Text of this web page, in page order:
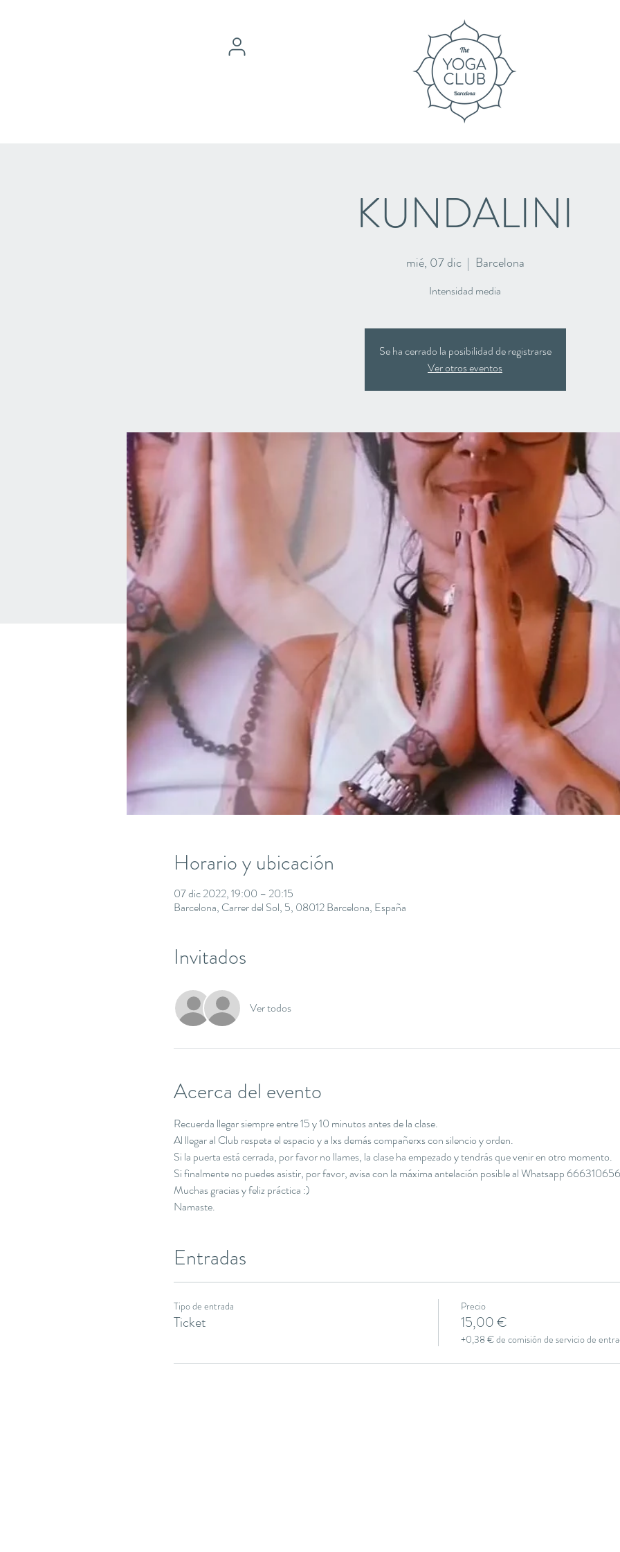
KUNDALINI
mié, 07 dic
  |
Barcelona
Intensidad media
Se ha cerrado la posibilidad de registrarse
Ver otros eventos
Horario y ubicación
07 dic 2022, 19:00 – 20:15
Barcelona, Carrer del Sol, 5, 08012 Barcelona, España
Invitados
Ver todos
Acerca del evento
Recuerda llegar siempre entre 15 y 10 minutos antes de la clase.
Al llegar al Club respeta el espacio y a lxs demás compañerxs con silencio y orden.
Si la puerta está cerrada, por favor no llames, la clase ha empezado y tendrás que venir en otro momento.
Si finalmente no puedes asistir, por favor, avisa con la máxima antelación posible al Whatsapp
Muchas gracias y feliz práctica :)
Namaste.
Entradas
Tipo de entrada
Ticket
Precio
15,00 €
+0,38 € de comisión de servicio de